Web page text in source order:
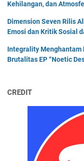
Kehilangan, dan
Dimension Seven Rilis
Emosi dan Kritik Sosial
Integrality Menghantam
Brutalitas EP “Noetic
CREDIT